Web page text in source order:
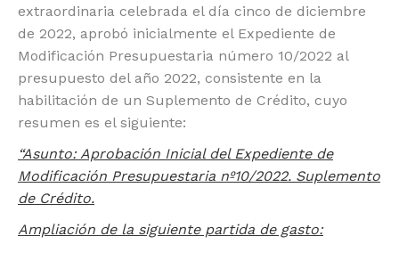
extraordinaria celebrada el día cinco de diciembre
de 2022, aprobó inicialmente el Expediente de
Modificación Presupuestaria número 10/2022 al
presupuesto del año 2022, consistente en la
habilitación de un Suplemento de Crédito, cuyo
resumen es el siguiente:
“Asunto: Aprobación Inicial del Expediente de
Modificación Presupuestaria nº10/2022. Suplemento
de Crédito.
Ampliación de la siguiente partida de gasto: